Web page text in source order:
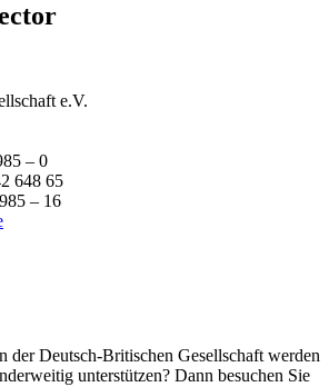
e.V.
– 0
648 65
– 16
der Deutsch-Britischen Gesellschaft werden
unterstützen? Dann besuchen Sie